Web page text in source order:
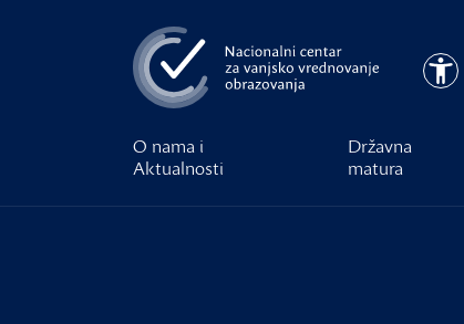
O nama i
Aktualnosti
Državna
matura